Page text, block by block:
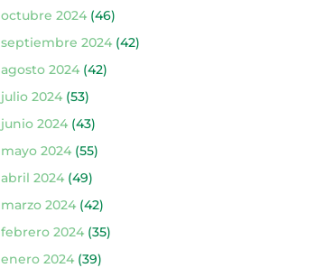
octubre 2024(46)
septiembre 2024(42)
agosto 2024(42)
julio 2024(53)
junio 2024(43)
mayo 2024(55)
abril 2024(49)
marzo 2024(42)
febrero 2024(35)
enero 2024(39)